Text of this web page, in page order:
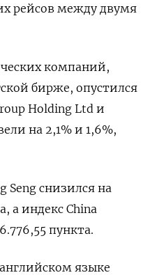
рейсов между двумя
компаний,
бирже, опустился
Holding Ltd и
на 2,1% и 1,6%,
Seng снизился на
а индекс China
пункта.
языке